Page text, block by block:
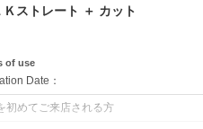
ストレート ＋ カット
of use
Date：
初めてご来店される方